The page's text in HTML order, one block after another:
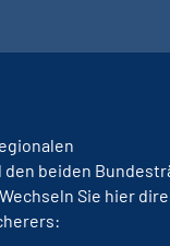
beiden
Wechseln Sie hier